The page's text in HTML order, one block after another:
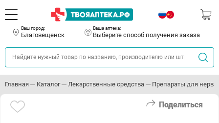
Ваш город:
Благовещенск
Ваша аптека:
Выберите способ получения заказа
Главная Каталог Лекарственные средства Препараты для
Поделиться